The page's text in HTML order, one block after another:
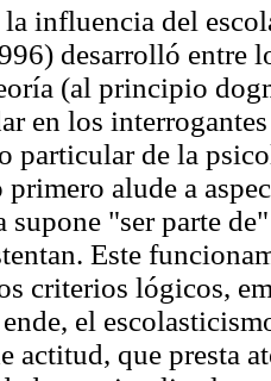
la influencia del
desarrolló entre
(al principio
en los
particular de la
alude a
supone "ser parte
Este
criterios lógicos,
el
actitud, que presta